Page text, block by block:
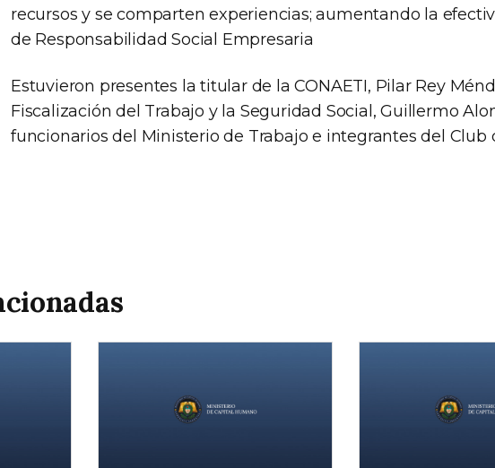
recursos y se comparten experiencias; aumentando la
de Responsabilidad Social Empresaria
Estuvieron presentes la titular de la CONAETI, Pilar Rey
Fiscalización del Trabajo y la Seguridad Social, Guillermo
funcionarios del Ministerio de Trabajo e integrantes del Club